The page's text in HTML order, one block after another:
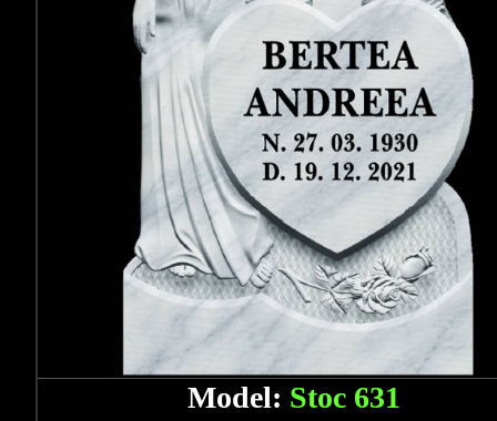
Model: Stoc 631